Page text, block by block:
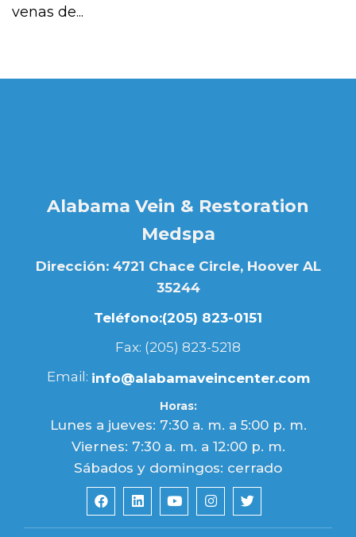
venas de...
Alabama Vein & Restoration
Medspa
Dirección: 4721 Chace Circle, Hoover AL
35244
Teléfono:(205) 823-0151
Fax: (205) 823-5218
Email: info@alabamaveincenter.com
Horas:
Lunes a jueves: 7:30 a. m. a 5:00 p. m.
Viernes: 7:30 a. m. a 12:00 p. m.
Sábados y domingos: cerrado